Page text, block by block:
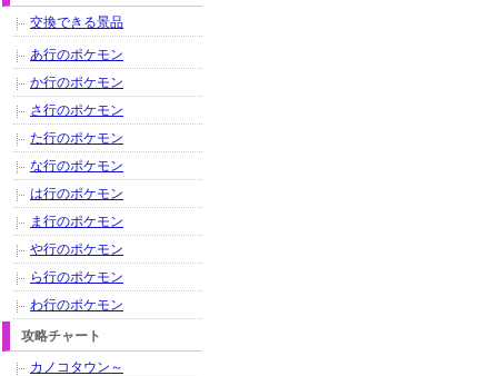
交換できる景品
あ行のポケモン
か行のポケモン
さ行のポケモン
た行のポケモン
な行のポケモン
は行のポケモン
ま行のポケモン
や行のポケモン
ら行のポケモン
わ行のポケモン
攻略チャート
カノコタウン～